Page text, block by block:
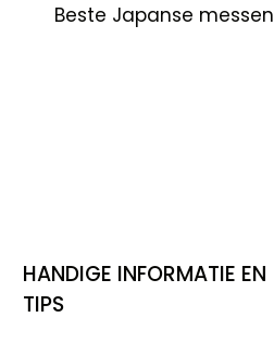
Beste Japanse messen
HANDIGE INFORMATIE EN
TIPS